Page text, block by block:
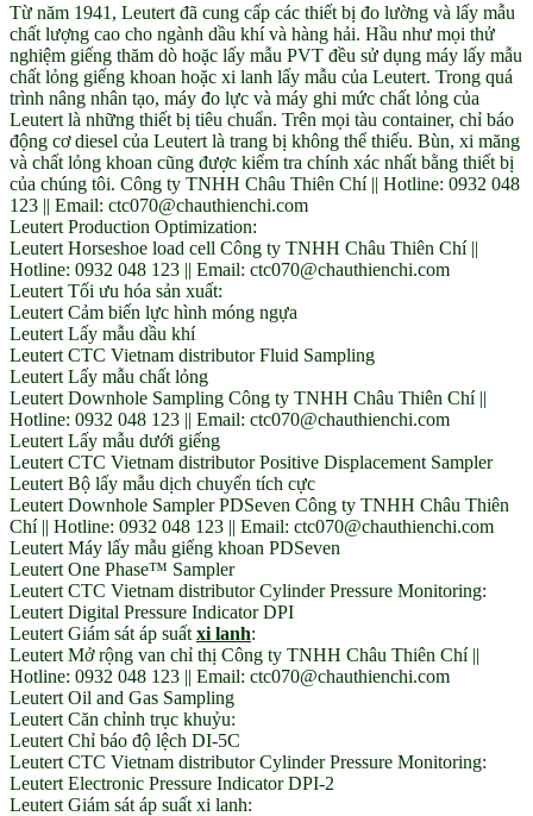
Từ năm 1941, Leutert đã cung cấp các thiết bị đo lường và lấy mẫu
chất lượng cao cho ngành dầu khí và hàng hải. Hầu như mọi thử
nghiệm giếng thăm dò hoặc lấy mẫu PVT đều sử dụng máy lấy mẫu
chất lỏng giếng khoan hoặc xi lanh lấy mẫu của Leutert. Trong quá
trình nâng nhân tạo, máy đo lực và máy ghi mức chất lỏng của
Leutert là những thiết bị tiêu chuẩn. Trên mọi tàu container, chỉ báo
động cơ diesel của Leutert là trang bị không thể thiếu. Bùn, xi măng
và chất lỏng khoan cũng được kiểm tra chính xác nhất bằng thiết bị
của chúng tôi. Công ty TNHH Châu Thiên Chí || Hotline: 0932 048
123 || Email: ctc070@chauthienchi.com
Leutert Production Optimization:
Leutert Horseshoe load cell Công ty TNHH Châu Thiên Chí ||
Hotline: 0932 048 123 || Email: ctc070@chauthienchi.com
Leutert Tối ưu hóa sản xuất:
Leutert Cảm biến lực hình móng ngựa
Leutert Lấy mẫu dầu khí
Leutert CTC Vietnam distributor Fluid Sampling
Leutert Lấy mẫu chất lỏng
Leutert Downhole Sampling Công ty TNHH Châu Thiên Chí ||
Hotline: 0932 048 123 || Email: ctc070@chauthienchi.com
Leutert Lấy mẫu dưới giếng
Leutert CTC Vietnam distributor Positive Displacement Sampler
Leutert Bộ lấy mẫu dịch chuyển tích cực
Leutert Downhole Sampler PDSeven Công ty TNHH Châu Thiên
Chí || Hotline: 0932 048 123 || Email: ctc070@chauthienchi.com
Leutert Máy lấy mẫu giếng khoan PDSeven
Leutert One Phase™ Sampler
Leutert CTC Vietnam distributor Cylinder Pressure Monitoring:
Leutert Digital Pressure Indicator DPI
Leutert Giám sát áp suất xi lanh:
Leutert Mở rộng van chỉ thị Công ty TNHH Châu Thiên Chí ||
Hotline: 0932 048 123 || Email: ctc070@chauthienchi.com
Leutert Oil and Gas Sampling
Leutert Căn chỉnh trục khuỷu:
Leutert Chỉ báo độ lệch DI-5C
Leutert CTC Vietnam distributor Cylinder Pressure Monitoring:
Leutert Electronic Pressure Indicator DPI-2
Leutert Giám sát áp suất xi lanh: